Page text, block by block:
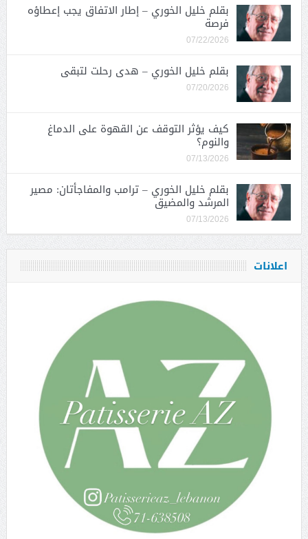
بقلم خليل الخوري – إطار الاتفاق يجب إعطاؤه
فرصة
07/22/2026
بقلم خليل الخوري – هدى رحلت لتبقى
07/20/2026
كيف يؤثر التوقف عن القهوة على الدماغ
والنوم؟
07/13/2026
بقلم خليل الخوري – ترامب والمفاجأتان: مصير
المرشد والمضيق
07/13/2026
اعلانات